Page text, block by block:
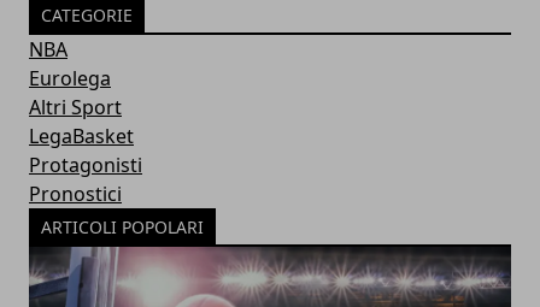
CATEGORIE
NBA
Eurolega
Altri Sport
LegaBasket
Protagonisti
Pronostici
ARTICOLI POPOLARI